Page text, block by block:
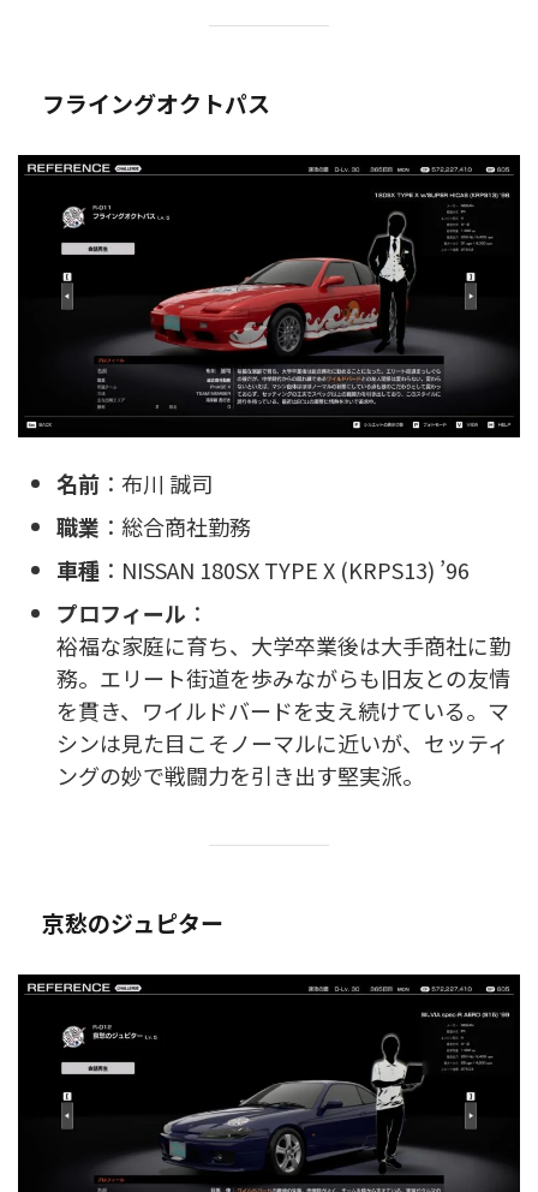
フライングオクトパス
名前 ：布川 誠司
職業 ：総合商社勤務
車種 ：NISSAN 180SX TYPE X (KRPS13) ’96
プロフィール ：
裕福な家庭に育ち、大学卒業後は大手商社に勤
務。エリート街道を歩みながらも旧友との友情
を貫き、ワイルドバードを支え続けている。マ
シンは見た目こそノーマルに近いが、セッティ
ングの妙で戦闘力を引き出す堅実派。
京愁のジュピター